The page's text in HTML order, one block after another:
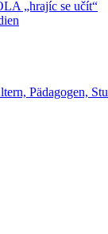
„hrajíc se učít“
Pädagogen,